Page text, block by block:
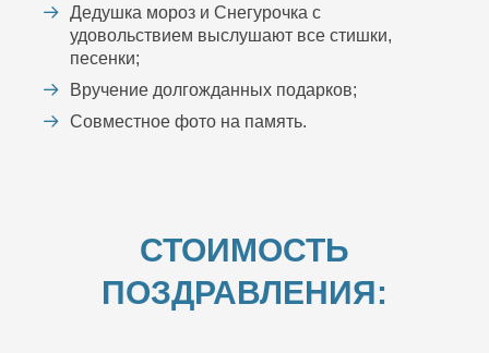
Дедушка мороз и Снегурочка с
удовольствием выслушают все стишки,
песенки;
Вручение долгожданных подарков;
Совместное фото на память.
СТОИМОСТЬ
ПОЗДРАВЛЕНИЯ: